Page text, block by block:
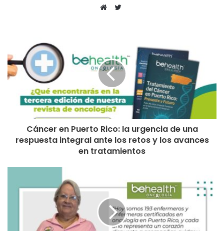
i
o
w
e
b
t
e
r
Cáncer en Puerto Rico: la urgencia de una
respuesta integral ante los retos y los avances
en tratamientos